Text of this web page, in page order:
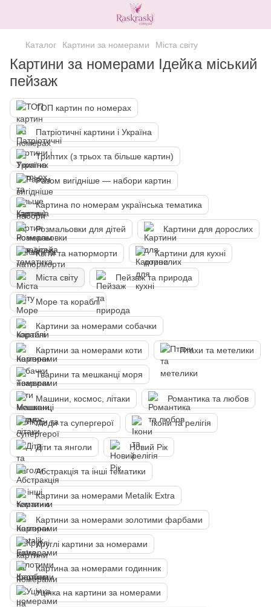
Каталог Картини за номерами Міста світу
Картини за номерами Ідейка міський
пейзаж
ТОП картин по номерах
Патріотичні картини і Україна
Триптих (з трьох та більше картин)
Разом вигідніше — набори картин
Картина по номерам українська тематика
Розмальовки для дітей Картини для дорослих
Квіти та натюрморти Картини для кухні
Міста світу Пейзаж та природа
Море та кораблі
Картини за номерами собачки
Картини за номерами коти Птахи та метелики
Тварини та мешканці моря
Машини, космос, літаки Романтика та любов
Люди та супергерої Ікони та релігія
Діти та янголи Новий Рік
Абстракція та інші тематики
Картини за номерами Metalik Extra
Картини за номерами золотими фарбами
Круглі картини за номерами
Картина за номерами годинник
Уцінка на картини за номерами